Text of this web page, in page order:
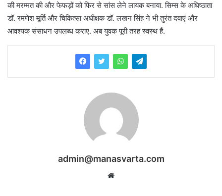
की मरम्मत की और फेफड़ों को फिर से सांस लेने लायक बनाया. सिम्स के अधिष्ठाता
डॉ. रमणेश मूर्ति और चिकित्सा अधीक्षक डॉ. लखन सिंह ने भी तुरंत दवाएं और
आवश्यक संसाधन उपलब्ध कराए. अब युवक पूरी तरह स्वस्थ हैं.
admin@manasvarta.com
Website